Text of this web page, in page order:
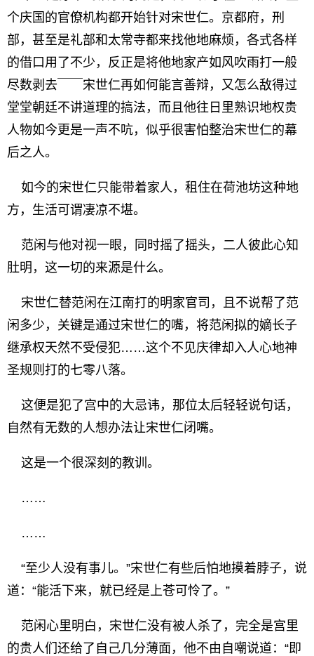
个庆国的官僚机构都开始针对宋世仁。京都府，刑
部，甚至是礼部和太常寺都来找他地麻烦，各式各样
的借口用了不少，反正是将他地家产如风吹雨打一般
尽数剥去￣￣宋世仁再如何能言善辩，又怎么敌得过
堂堂朝廷不讲道理的搞法，而且他往日里熟识地权贵
人物如今更是一声不吭，似乎很害怕整治宋世仁的幕
后之人。
如今的宋世仁只能带着家人，租住在荷池坊这种地
方，生活可谓凄凉不堪。
范闲与他对视一眼，同时摇了摇头，二人彼此心知
肚明，这一切的来源是什么。
宋世仁替范闲在江南打的明家官司，且不说帮了范
闲多少，关键是通过宋世仁的嘴，将范闲拟的嫡长子
继承权天然不受侵犯……这个不见庆律却入人心地神
圣规则打的七零八落。
这便是犯了宫中的大忌讳，那位太后轻轻说句话，
自然有无数的人想办法让宋世仁闭嘴。
这是一个很深刻的教训。
……
……
“至少人没有事儿。”宋世仁有些后怕地摸着脖子，说
道：“能活下来，就已经是上苍可怜了。”
范闲心里明白，宋世仁没有被人杀了，完全是宫里
的贵人们还给了自己几分薄面，他不由自嘲说道：“即